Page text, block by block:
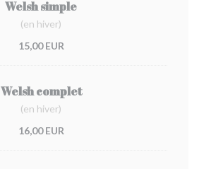
Welsh simple
(en hiver)
15,00 EUR
Welsh complet
(en hiver)
16,00 EUR